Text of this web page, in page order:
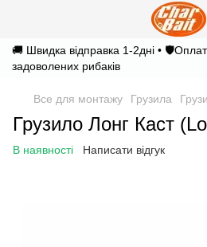
🚚 Швидка відправка 1-2дні •
задоволених рибаків
Все для монтажу Грузила
Грузило Лонг Каст
В наявності Написати відгук